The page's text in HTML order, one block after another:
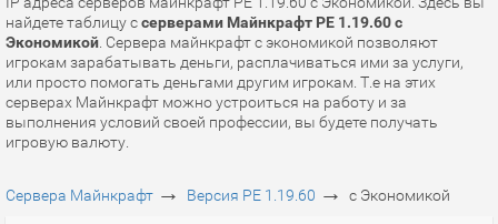
найдете таблицу ссерверами Майнкрафт PE 1.19.60 с
Экономикой . Сервера майнкрафт с экономикой позволяют
игрокам зарабатывать деньги, расплачиваться ими за услуги,
или просто помогать деньгами другим игрокам. Т.е на этих
серверах Майнкрафт можно устроиться на работу и за
выполнения условий своей профессии, вы будете получать
игровую валюту.
Сервера Майнкрафт → Версия PE 1.19.60 → с Экономикой